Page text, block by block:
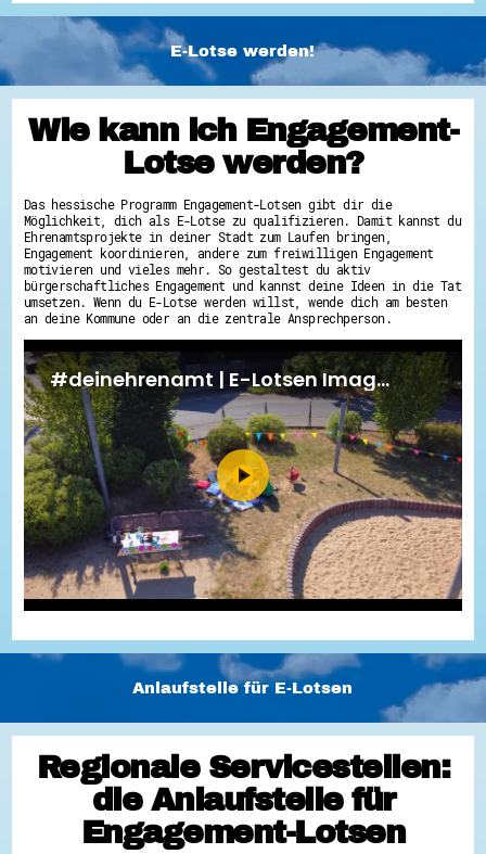
E-Lotse werden!
Wie kann ich Engagement-
Lotse werden?
Das hessische Programm Engagement-Lotsen gibt dir die
Möglichkeit, dich als E-Lotse zu qualifizieren. Damit kannst du
Ehrenamtsprojekte in deiner Stadt zum Laufen bringen,
Engagement koordinieren, andere zum freiwilligen Engagement
motivieren und vieles mehr. So gestaltest du aktiv
bürgerschaftliches Engagement und kannst deine Ideen in die Tat
umsetzen. Wenn du E-Lotse werden willst, wende dich am besten
an deine Kommune oder an die zentrale Ansprechperson.
Anlaufstelle für E-Lotsen
Regionale Servicestellen:
die Anlaufstelle für
Engagement-Lotsen